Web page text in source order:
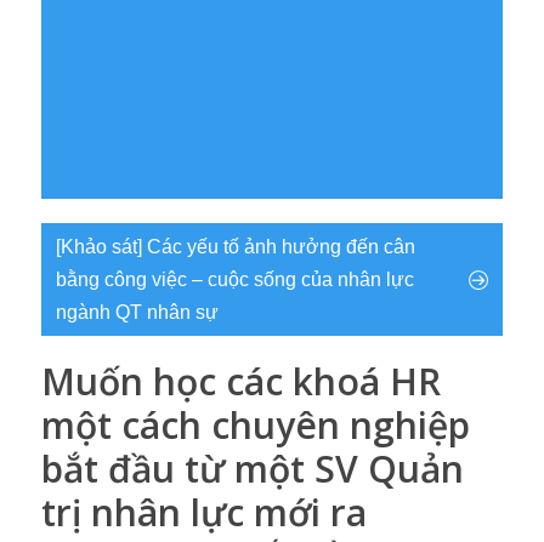
[Khảo sát] Các yếu tố ảnh hưởng đến cân
bằng công việc – cuộc sống của nhân lực
ngành QT nhân sự
Muốn học các khoá HR
một cách chuyên nghiệp
bắt đầu từ một SV Quản
trị nhân lực mới ra